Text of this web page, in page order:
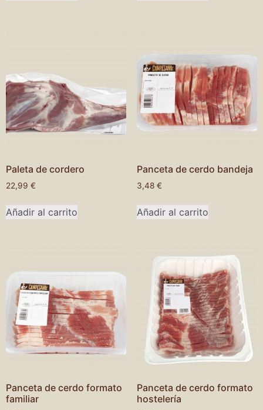
Paleta de cordero
22,99 €
Añadir al carrito
Panceta de cerdo bandeja
3,48 €
Añadir al carrito
Panceta de cerdo formato
familiar
Panceta de cerdo formato
hostelería